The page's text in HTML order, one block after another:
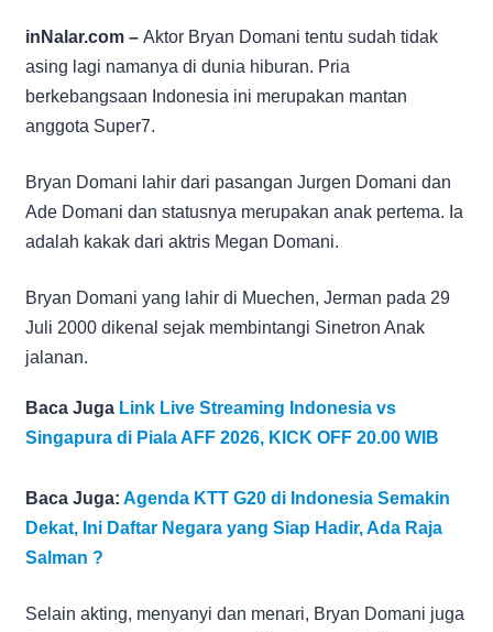
inNalar.com – Aktor Bryan Domani tentu sudah tidak
asing lagi namanya di dunia hiburan. Pria
berkebangsaan Indonesia ini merupakan mantan
anggota Super7.
Bryan Domani lahir dari pasangan Jurgen Domani dan
Ade Domani dan statusnya merupakan anak pertema. Ia
adalah kakak dari aktris Megan Domani.
Bryan Domani yang lahir di Muechen, Jerman pada 29
Juli 2000 dikenal sejak membintangi Sinetron Anak
jalanan.
Baca Juga Link Live Streaming Indonesia vs
Singapura di Piala AFF 2026, KICK OFF 20.00 WIB
Baca Juga: Agenda KTT G20 di Indonesia Semakin
Dekat, Ini Daftar Negara yang Siap Hadir, Ada Raja
Salman ?
Selain akting, menyanyi dan menari, Bryan Domani juga